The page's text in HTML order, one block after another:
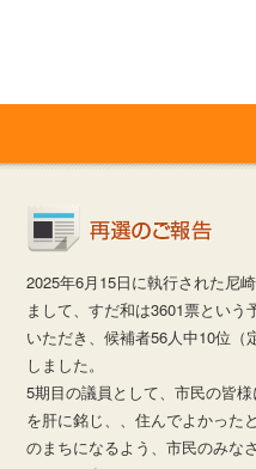
2025年6月15日に執行された尼
まして、すだ和は3601票という
いただき、候補者56人中10位（
しました。
5期目の議員として、市民の皆
を肝に銘じ、、住んでよかった
のまちになるよう、市民のみな